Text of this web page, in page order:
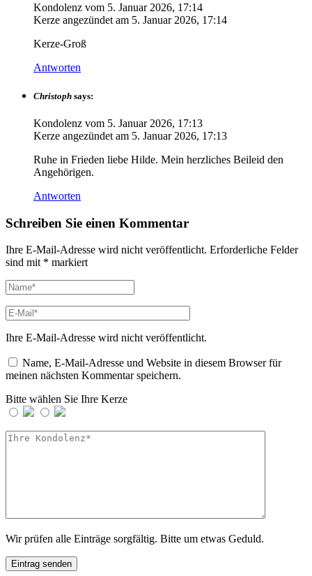
Kondolenz vom 5. Januar 2026, 17:14
Kerze angezündet am 5. Januar 2026, 17:14
Kerze-Groß
Antworten
Christoph says:
Kondolenz vom 5. Januar 2026, 17:13
Kerze angezündet am 5. Januar 2026, 17:13
Ruhe in Frieden liebe Hilde. Mein herzliches Beileid den
Angehörigen.
Antworten
Schreiben Sie einen Kommentar
Ihre E-Mail-Adresse wird nicht veröffentlicht. Erforderliche Felder
sind mit * markiert
Ihre E-Mail-Adresse wird nicht veröffentlicht.
Name, E-Mail-Adresse und Website in diesem Browser für
meinen nächsten Kommentar speichern.
Bitte wählen Sie Ihre Kerze
Wir prüfen alle Einträge sorgfältig. Bitte um etwas Geduld.